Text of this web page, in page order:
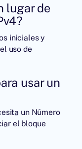
lugar de
iniciales y
uso de
usar un
un Número
el bloque